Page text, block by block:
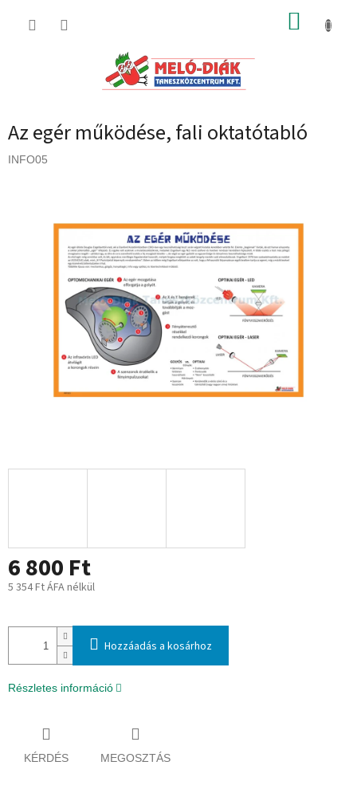
KOSÁR
Az egér működése, fali oktatótabló
INFO05
6 800 Ft
5 354 Ft ÁFA nélkül
Hozzáadás a kosárhoz
Részletes információ
KÉRDÉS MEGOSZTÁS